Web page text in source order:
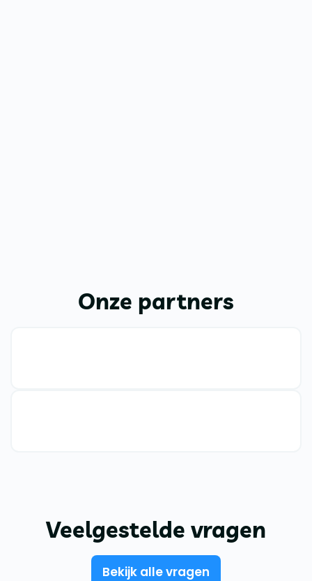
Onze partners
Veelgestelde vragen
Bekijk alle vragen